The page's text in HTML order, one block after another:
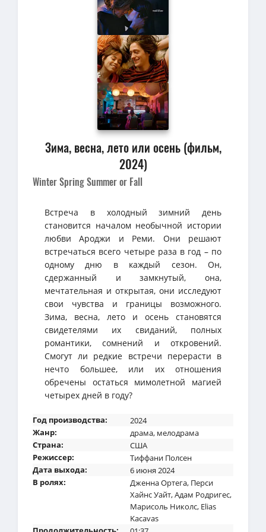
Зима, весна, лето или осень (фильм,
2024)
Winter Spring Summer or Fall
Встреча в холодный зимний день
становится началом необычной истории
любви Ароджи и Реми. Они решают
встречаться всего четыре раза в год – по
одному дню в каждый сезон. Он,
сдержанный и замкнутый, она,
мечтательная и открытая, они исследуют
свои чувства и границы возможного.
Зима, весна, лето и осень становятся
свидетелями их свиданий, полных
романтики, сомнений и откровений.
Смогут ли редкие встречи перерасти в
нечто большее, или их отношения
обречены остаться мимолетной магией
четырех дней в году?
Год производства:
2024
Жанр:
драма, мелодрама
Страна:
США
Режиссер:
Тиффани Полсен
Дата выхода:
6 июня 2024
В ролях:
Дженна Ортега, Перси
Хайнс Уайт,Адам Родригес,
Марисоль Николс, Elias
Kacavas